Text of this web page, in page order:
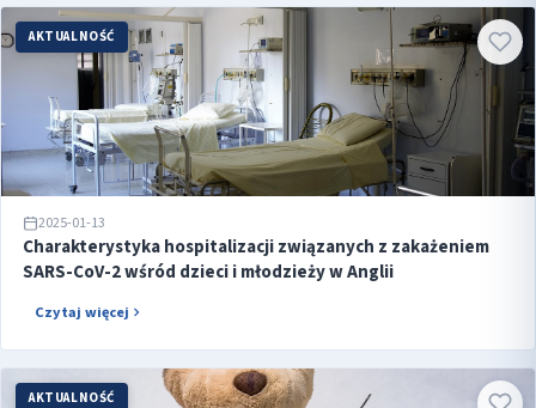
AKTUALNOŚĆ
2025-01-13
Charakterystyka hospitalizacji związanych z zakażeniem
SARS-CoV-2 wśród dzieci i młodzieży w Anglii
Czytaj więcej
AKTUALNOŚĆ